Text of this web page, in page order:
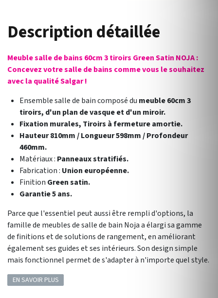
Description détaillée
Meuble salle de bains 60cm 3 tiroirs Green Satin NOJA :
Concevez votre salle de bains comme vous le souhaitez
avec la qualité Salgar !
Ensemble salle de bain composé du meuble 60cm 3
tiroirs, d'un plan de vasque et d'un miroir.
Fixation murales, Tiroirs à fermeture amortie.
Hauteur 810mm / Longueur 598mm / Profondeur
460mm.
Matériaux : Panneaux stratifiés.
Fabrication : Union européenne.
Finition Green satin.
Garantie 5 ans.
Parce que l'essentiel peut aussi être rempli d'options, la
famille de meubles de salle de bain Noja a élargi sa gamme
de finitions et de solutions de rangement, en améliorant
également ses guides et ses intérieurs. Son design simple
mais fonctionnel permet de s'adapter à n'importe quel style.
EN SAVOIR PLUS